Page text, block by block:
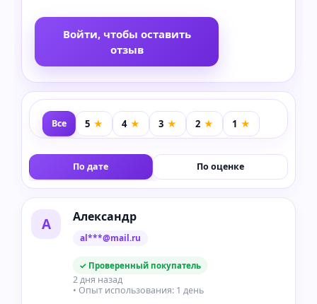
Войти, чтобы оставить
отзыв
Все
По дате По оценке
А Александр
al***@mail.ru
✓ Проверенный покупатель
2 дня назад
• Опыт использования: 1 день